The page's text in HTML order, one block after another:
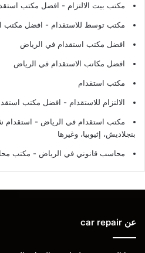
مكتب بيت الالتزام - افضل مكتب
مكتب توسط للاستقدام - افضل مكتب
افضل مكتب استقدام في الرياض
افضل مكاتب الاستقدام في الرياض
مكتب استقدام
الالتزام للاستقدام - افضل مكتب
مكتب استقدام في الرياض - استقدام
بنجلاديش، إثيوبيا، وغيرها
محاسب قانوني في الرياض - مكتب
عن car repair